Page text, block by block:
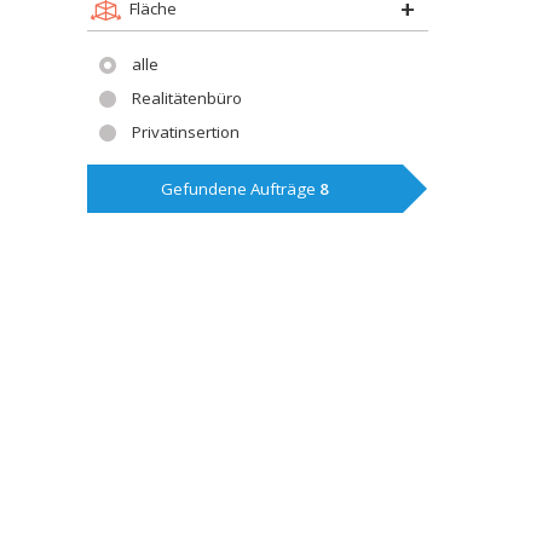
Fläche
alle
Realitätenbüro
Privatinsertion
Gefundene Aufträge 8